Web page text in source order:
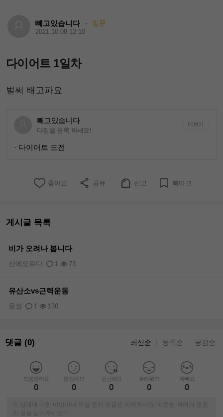
빼고있습니다 · 입문
2021.10.08 12:10
다이어트 1일차
벌써 배고파요
빼고있습니다
다짐을 등록 하세요!
더보기
· 다이어트 도전
좋아요 공유 신고 북마크
게시글 목록
비가 오려나 봅니다
1 73
산에오르다
유산소vs근력운동
1 130
윳설
댓글 (0) 최신순 등록순 공감순
도움됐어요
0
응원해요
0
궁금해요
0
부러워요
0
예뻐요
0
※ 상대에 대한 비방이나 욕설 등의 댓글은 피해주세요! 따뜻한 격려와 응원
의 글을 남겨주세요~